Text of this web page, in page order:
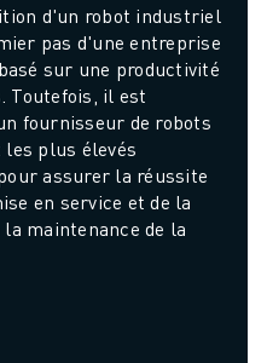
d'un robot industriel
pas d'une entreprise
sur une productivité
Toutefois, il est
fournisseur de robots
plus élevés
assurer la réussite
en service et de la
maintenance de la